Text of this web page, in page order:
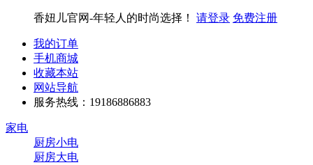
香妞儿官网-年轻人的时尚选择！ 请登录 免费注册
我的订单
手机商城
收藏本站
网站导航
服务热线：19186886883
家电
厨房小电
厨房大电